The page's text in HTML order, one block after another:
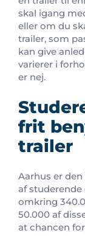
skal igang
eller om du
trailer, som
kan give
varierer i
er nej.
frit
trailer
Aarhus er
af
omkring
50.000 af
at chancen